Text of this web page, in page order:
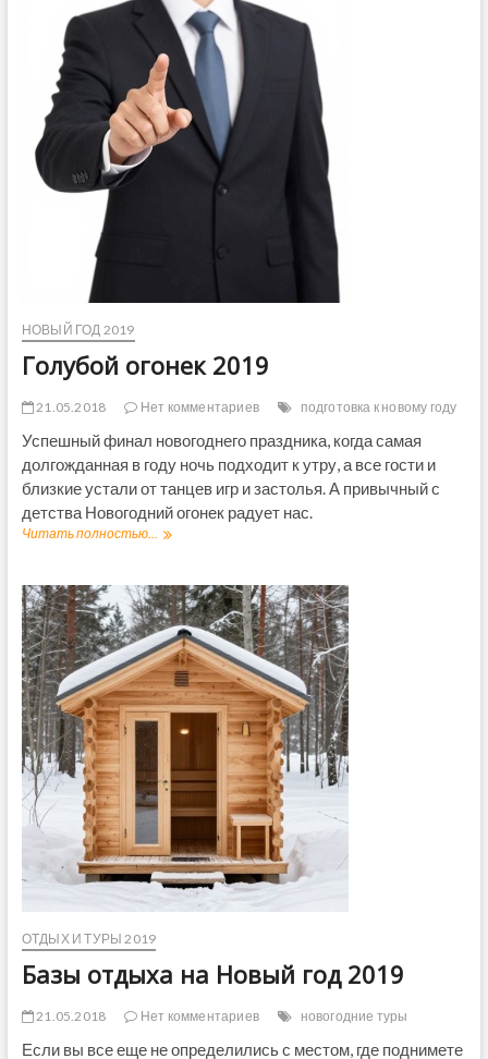
НОВЫЙ ГОД 2019
Голубой огонек 2019
21.05.2018 Нет комментариев подготовка к новому году
Успешный финал новогоднего праздника, когда самая
долгожданная в году ночь подходит к утру, а все гости и
близкие устали от танцев игр и застолья. А привычный с
детства Новогодний огонек радует нас.
Читать полностью... Г
у
б
о
й
о
г
о
2
0
9
ОТДЫХ И ТУРЫ 2019
Базы отдыха на Новый год 2019
21.05.2018 Нет комментариев новогодние туры
Если вы все еще не определились с местом, где поднимете